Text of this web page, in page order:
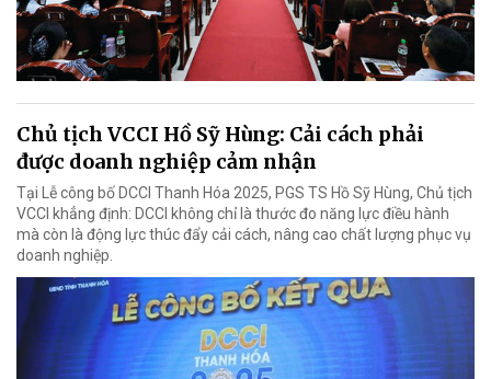
Chủ tịch VCCI Hồ Sỹ Hùng: Cải cách phải
được doanh nghiệp cảm nhận
Tại Lễ công bố DCCI Thanh Hóa 2025, PGS TS Hồ Sỹ Hùng, Chủ tịch
VCCI khẳng định: DCCI không chỉ là thước đo năng lực điều hành
mà còn là động lực thúc đẩy cải cách, nâng cao chất lượng phục vụ
doanh nghiệp.